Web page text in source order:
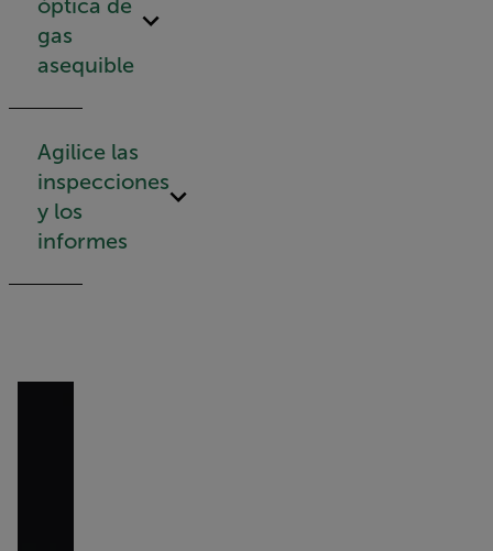
óptica de
gas
asequible
Agilice las
inspecciones
y los
informes